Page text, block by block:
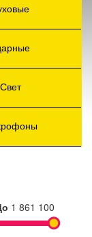
Свет
1 861 100